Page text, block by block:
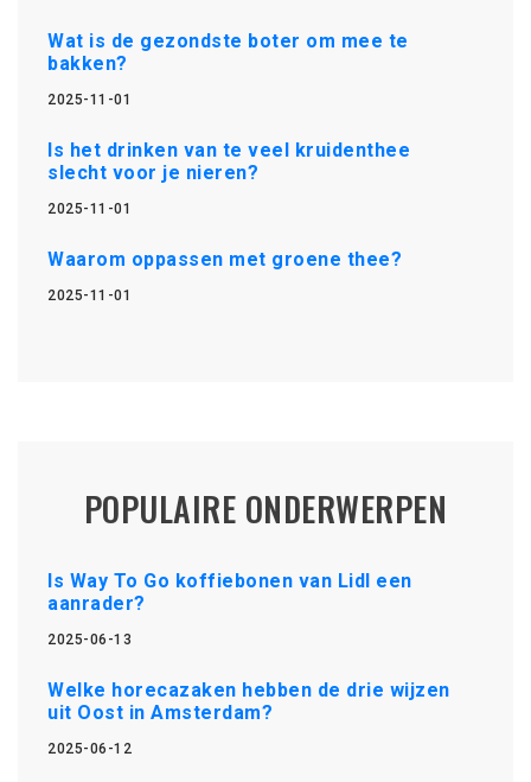
Wat is de gezondste boter om mee te
bakken?
2025-11-01
Is het drinken van te veel kruidenthee
slecht voor je nieren?
2025-11-01
Waarom oppassen met groene thee?
2025-11-01
POPULAIRE ONDERWERPEN
Is Way To Go koffiebonen van Lidl een
aanrader?
2025-06-13
Welke horecazaken hebben de drie wijzen
uit Oost in Amsterdam?
2025-06-12